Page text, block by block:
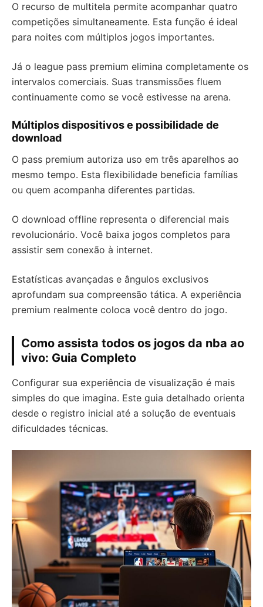
O recurso de multitela permite acompanhar quatro
competições simultaneamente. Esta função é ideal
para noites com múltiplos jogos importantes.
Já o league pass premium elimina completamente os
intervalos comerciais. Suas transmissões fluem
continuamente como se você estivesse na arena.
Múltiplos dispositivos e possibilidade de
download
O pass premium autoriza uso em três aparelhos ao
mesmo tempo. Esta flexibilidade beneficia famílias
ou quem acompanha diferentes partidas.
O download offline representa o diferencial mais
revolucionário. Você baixa jogos completos para
assistir sem conexão à internet.
Estatísticas avançadas e ângulos exclusivos
aprofundam sua compreensão tática. A experiência
premium realmente coloca você dentro do jogo.
Como assista todos os jogos da nba ao
vivo: Guia Completo
Configurar sua experiência de visualização é mais
simples do que imagina. Este guia detalhado orienta
desde o registro inicial até a solução de eventuais
dificuldades técnicas.